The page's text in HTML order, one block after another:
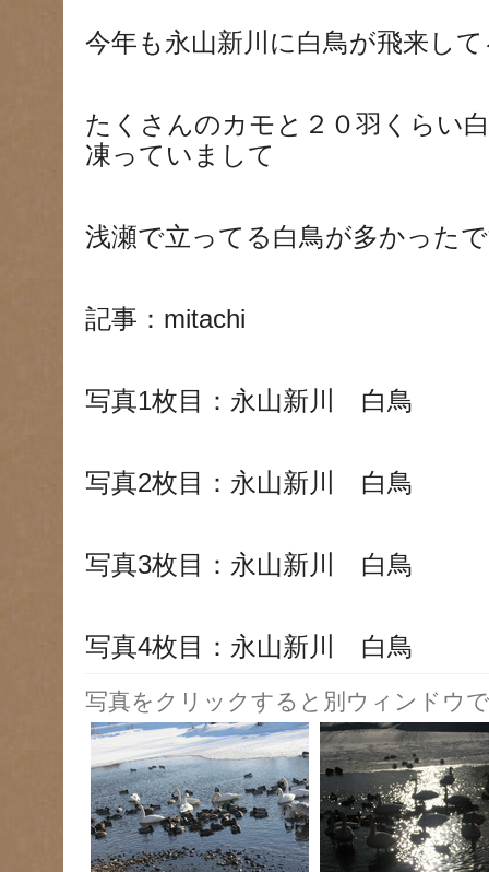
今年も永山新川に白鳥が飛来し
たくさんのカモと２０羽くらい
凍っていまして
浅瀬で立ってる白鳥が多かった
記事：mitachi
写真1枚目：永山新川 白鳥
写真2枚目：永山新川 白鳥
写真3枚目：永山新川 白鳥
写真4枚目：永山新川 白鳥
写真をクリックすると別ウィンドウ